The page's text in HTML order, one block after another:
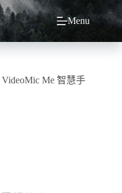
Menu
Me 智慧手